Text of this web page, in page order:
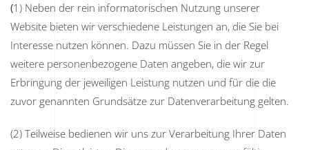
(1) Neben der rein informatorischen Nutzung unserer
Website bieten wir verschiedene Leistungen an, die Sie bei
Interesse nutzen können. Dazu müssen Sie in der Regel
weitere personenbezogene Daten angeben, die wir zur
Erbringung der jeweiligen Leistung nutzen und für die die
zuvor genannten Grundsätze zur Datenverarbeitung gelten.
(2) Teilweise bedienen wir uns zur Verarbeitung Ihrer Daten